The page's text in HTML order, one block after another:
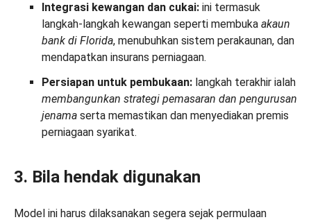
Integrasi kewangan dan cukai: ini termasuk
langkah-langkah kewangan seperti membuka akaun
bank di Florida, menubuhkan sistem perakaunan, dan
mendapatkan insurans perniagaan.
Persiapan untuk pembukaan: langkah terakhir ialah
membangunkan strategi pemasaran dan pengurusan
jenama serta memastikan dan menyediakan premis
perniagaan syarikat.
3. Bila hendak digunakan
Model ini harus dilaksanakan segera sejak permulaan